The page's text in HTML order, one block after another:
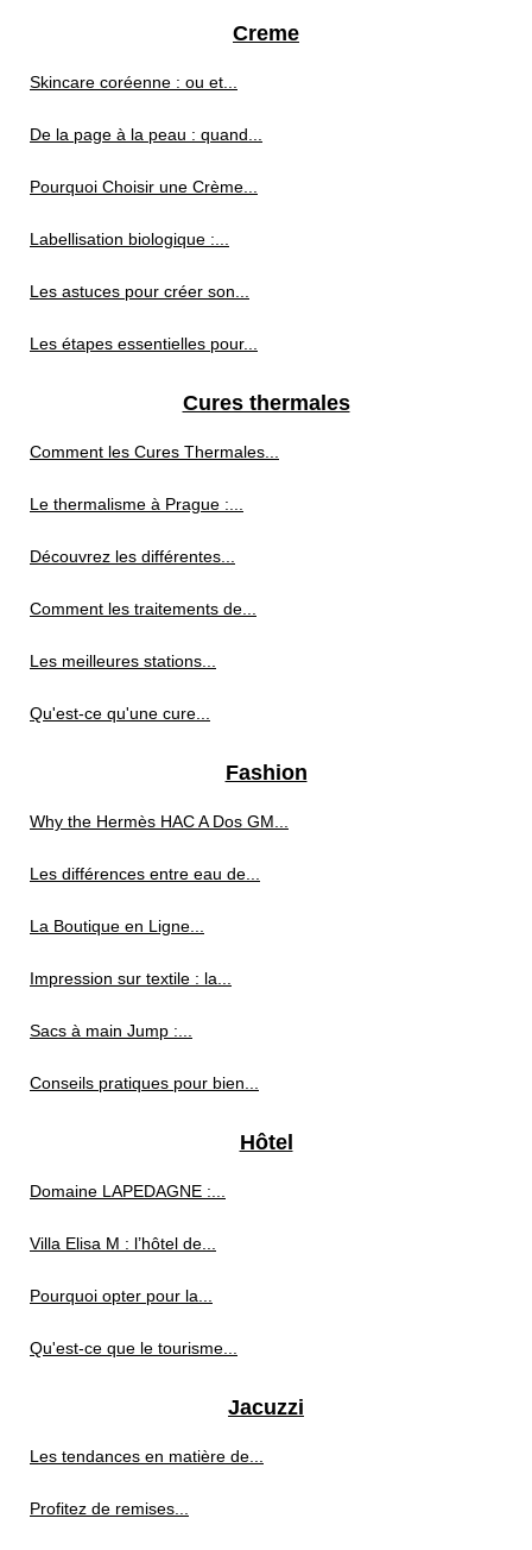
Creme
Skincare coréenne : ou et...
De la page à la peau : quand...
Pourquoi Choisir une Crème...
Labellisation biologique :...
Les astuces pour créer son...
Les étapes essentielles pour...
Cures thermales
Comment les Cures Thermales...
Le thermalisme à Prague :...
Découvrez les différentes...
Comment les traitements de...
Les meilleures stations...
Qu'est-ce qu'une cure...
Fashion
Why the Hermès HAC A Dos GM...
Les différences entre eau de...
La Boutique en Ligne...
Impression sur textile : la...
Sacs à main Jump :...
Conseils pratiques pour bien...
Hôtel
Domaine LAPEDAGNE :...
Villa Elisa M : l’hôtel de...
Pourquoi opter pour la...
Qu'est-ce que le tourisme...
Jacuzzi
Les tendances en matière de...
Profitez de remises...